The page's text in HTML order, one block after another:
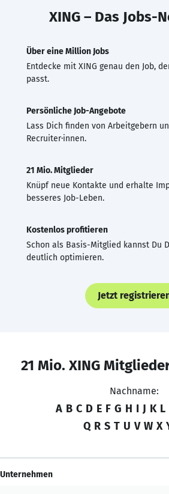
XING – Das Jobs-
Über eine Million Jobs
Entdecke mit XING genau den Job,
passt.
Persönliche Job-Angebote
Lass Dich finden von Arbeitgebern
Recruiter·innen.
21 Mio. Mitglieder
Knüpf neue Kontakte und erhalte
besseres Job-Leben.
Kostenlos profitieren
Schon als Basis-Mitglied kannst Du
deutlich optimieren.
Jetzt
21 Mio. XING
Nachname:
A B C D E F G H I J K L
Q R S T U V W X
Unternehmen